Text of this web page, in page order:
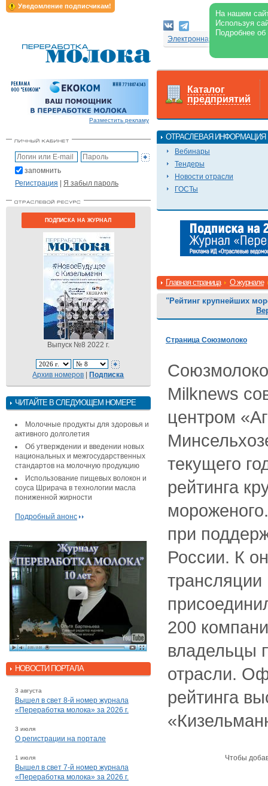
Уведомление подписчикам!
На нашем
Используя
Подробнее
Электронная версия
Разместить рекламу
запомнить
Регистрация | Я забыл пароль
ПОДПИСКА НА ЖУРНАЛ
Выпуск №8 2022 г.
Архив номеров |Подписка
ЧИТАЙТЕ В СЛЕДУЮЩЕМ НОМЕРЕ
Молочные продукты для здоровья и
активного долголетия
Об утверждении и введении новых
национальных и межгосударственных
стандартов на молочную продукцию
Использование пищевых волокон и
соуса Шрирача в технологии масла
пониженной жирности
Подробный анонс
НОВОСТИ ПОРТАЛА
3 августа
Вышел в свет 8-й номер журнала
«Переработка молока» за 2026 г.
3 июля
О регистрации на портале
1 июля
Вышел в свет 7-й номер журнала
«Переработка молока» за 2026 г.
Каталог
предприятий
ОТРАСЛЕВАЯ ИНФОРМАЦИЯ
Вебинары
Тендеры
Новости отрасли
ГОСТы
Главная страница О журнале
"Рейтинг крупнейших
Страница Союзмолоко
Milknews
центром
текущего
рейтинга
при
России. К
200
владельцы
отрасли.
рейтинга
Чтобы